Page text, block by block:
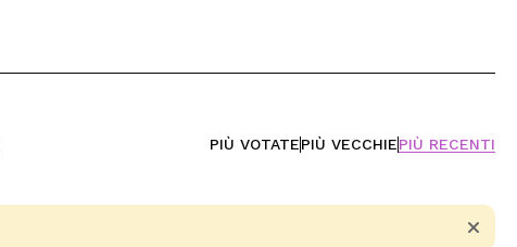
PIÙ VOTATEPIÙ VECCHIEPIÙ RECENTI